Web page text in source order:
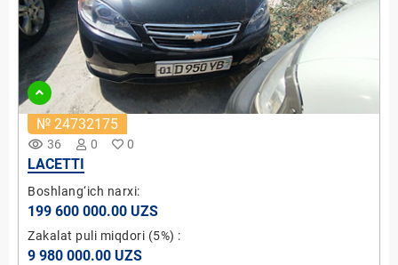
remove_red_eye 36 0 0
№ 24732175
LACETTI
Boshlang‘ich narxi:
199 600 000.00 UZS
Zakalat puli miqdori (5%) :
9 980 000.00 UZS